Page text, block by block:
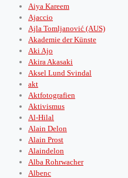
Aiya Kareem
Ajaccio
Ajla Tomljanović (AUS)
Akademie der Künste
Aki Ajo
Akira Akasaki
Aksel Lund Svindal
akt
Aktfotografien
Aktivismus
Al-Hilal
Alain Delon
Alain Prost
Alaindelon
Alba Rohrwacher
Albenc